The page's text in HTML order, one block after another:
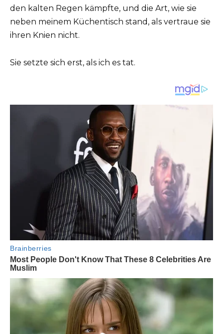
den kalten Regen kämpfte, und die Art, wie sie
neben meinem Küchentisch stand, als vertraue sie
ihren Knien nicht.
Sie setzte sich erst, als ich es tat.